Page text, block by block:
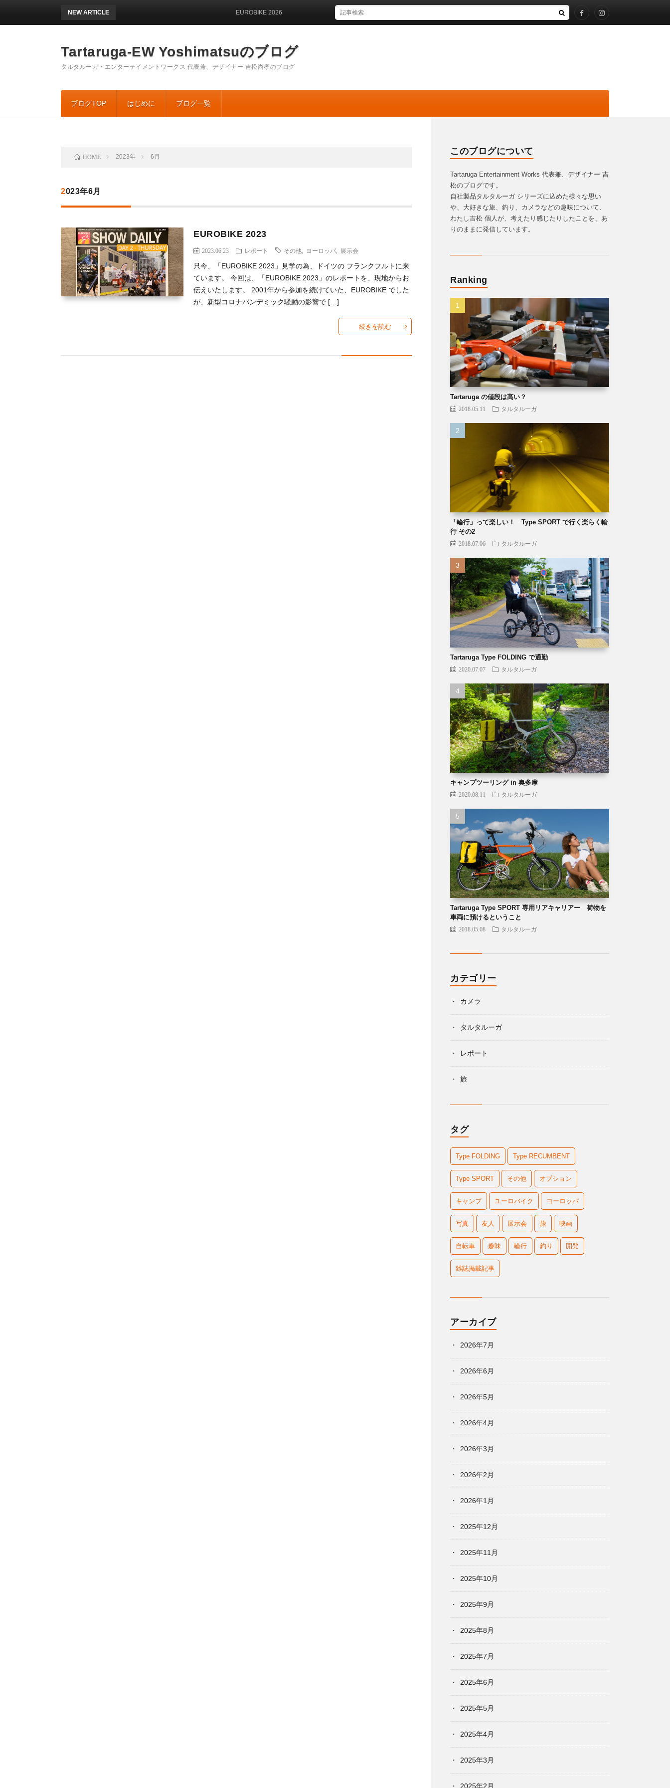
Tartaruga-EW Yoshimatsuのブログ
タルタルーガ・エンターテイメントワークス 代表兼、デザイナー 吉松尚孝のブログ
ブログTOP はじめに ブログ一覧
NEW ARTICLE EUROBIKE 2026
HOME 2023年 6月
2023年6月
EUROBIKE 2023
2023.06.23 レポート その他 ヨーロッパ 展示会
只今、「EUROBIKE 2023」見学の為、ドイツの フランクフルトに来
ています。 今回は、「EUROBIKE 2023」のレポートを、現地からお
伝えいたします。 2001年から参加を続けていた、EUROBIKE でした
が、新型コロナパンデミック騒動の影響で […]
続きを読む
このブログについて
Tartaruga Entertainment Works 代表兼、デザイナー 吉
松のブログです。
自社製品タルタルーガ シリーズに込めた様々な思い
や、大好きな旅、釣り、カメラなどの趣味について、
わたし吉松 個人が、考えたり感じたりしたことを、あ
りのままに発信しています。
Ranking
Tartaruga の値段は高い？
2018.05.11 タルタルーガ
「輪行」って楽しい！ Type SPORT で行く楽らく輪
行 その2
2018.07.06 タルタルーガ
Tartaruga Type FOLDING で通勤
2020.07.07 タルタルーガ
キャンプツーリング in 奥多摩
2020.08.11 タルタルーガ
Tartaruga Type SPORT 専用リアキャリアー 荷物を
車両に預けるということ
2018.05.08 タルタルーガ
カテゴリー
カメラ
タルタルーガ
レポート
旅
タグ
Type FOLDING Type RECUMBENT
Type SPORT その他 オプション
キャンプ ユーロバイク ヨーロッパ
写真 友人 展示会 旅 映画
自転車 趣味 輪行 釣り 開発
雑誌掲載記事
アーカイブ
2026年7月
2026年6月
2026年5月
2026年4月
2026年3月
2026年2月
2026年1月
2025年12月
2025年11月
2025年10月
2025年9月
2025年8月
2025年7月
2025年6月
2025年5月
2025年4月
2025年3月
2025年2月